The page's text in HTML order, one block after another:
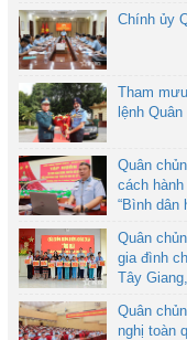
Chính ủy
Tham
lệnh
Quân
cách
“Bình dân
Quân
gia đình
Tây
Quân
nghị toàn